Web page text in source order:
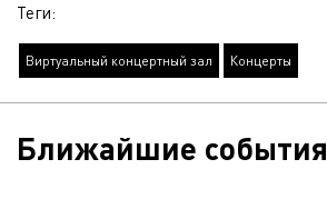
Теги:
Виртуальный концертный зал Концерты
Ближайшие события